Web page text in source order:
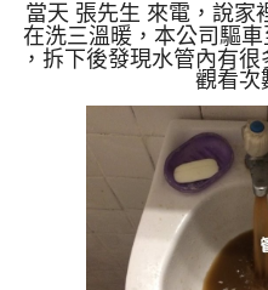
當天 張先生 來電，說家
在洗三溫暖，本公司驅
，拆下後發現水管內有
起 高周波水管清洗機，
15分鐘，利用 水管清洗
內的污垢及異物沖出來
像尿尿，如下圖及影片
水管就堵得這麼嚴重。
會產生鐵鏽跟泥沙堆積
地下水含有氧化錳，管
的水會
觀看次